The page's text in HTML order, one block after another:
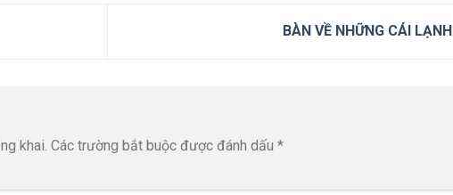
BÀN VỀ NHỮNG CÁI LẠNH
khai. Các trường bắt buộc được đánh dấu *